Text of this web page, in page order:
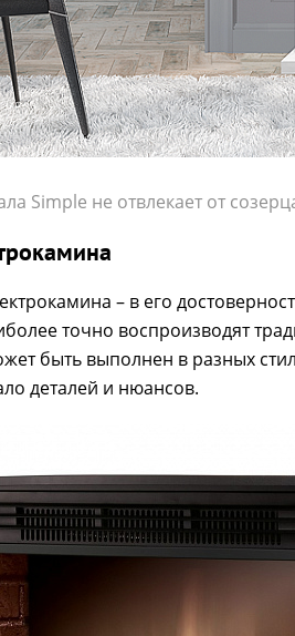
Simple не отвлекает от
– в его
точно воспроизводят
быть выполнен в разных
деталей и нюансов.